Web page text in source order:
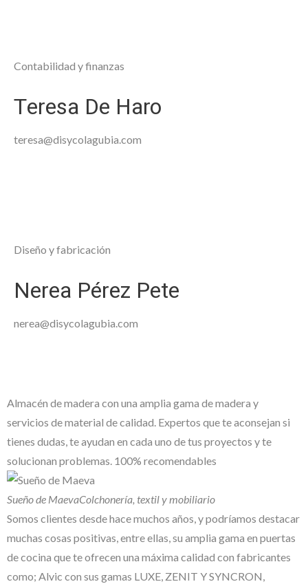
Contabilidad y finanzas
Teresa De Haro
teresa@disycolagubia.com
Diseño y fabricación
Nerea Pérez Pete
nerea@disycolagubia.com
Almacén de madera con una amplia gama de madera y
servicios de material de calidad. Expertos que te aconsejan si
tienes dudas, te ayudan en cada uno de tus proyectos y te
solucionan problemas. 100% recomendables
Sueño de MaevaColchonería, textil y mobiliario
Somos clientes desde hace muchos años, y podríamos destacar
muchas cosas positivas, entre ellas, su amplia gama en puertas
de cocina que te ofrecen una máxima calidad con fabricantes
como; Alvic con sus gamas LUXE, ZENIT Y SYNCRON,